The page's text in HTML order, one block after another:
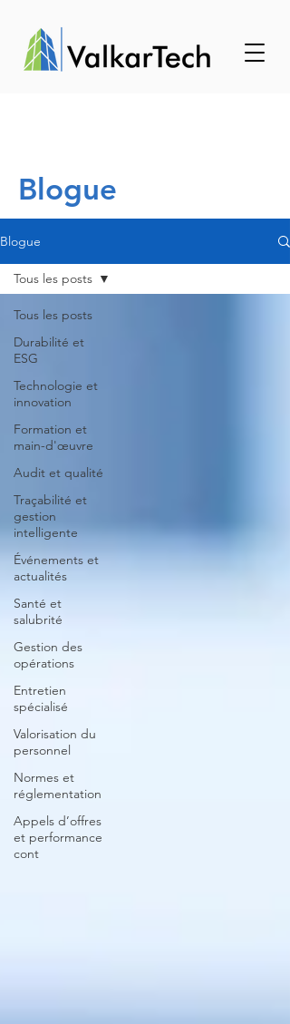
Blogue
Blogue
Tous les posts
Durabilité et
ESG
Technologie et
innovation
Formation et
main-d'œuvre
Audit et qualité
Traçabilité et
gestion
intelligente
Événements et
actualités
Santé et
salubrité
Gestion des
opérations
Entretien
spécialisé
Valorisation du
personnel
Normes et
réglementation
Appels d’offres
et performance
cont
Tous les posts